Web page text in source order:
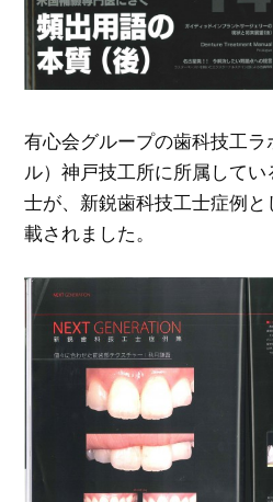
有心会グループの歯科技工
ル）神戸技工所に所属して
士が、新鋭歯科技工士症例
載されました。